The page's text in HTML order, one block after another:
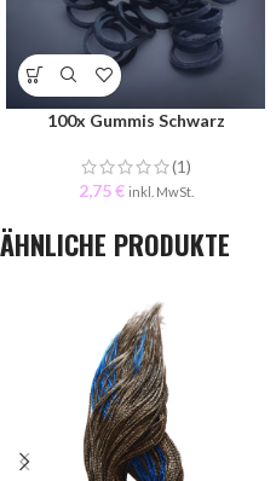
100x Gummis Schwarz
(1)
2,75€ inkl. MwSt.
ÄHNLICHE PRODUKTE